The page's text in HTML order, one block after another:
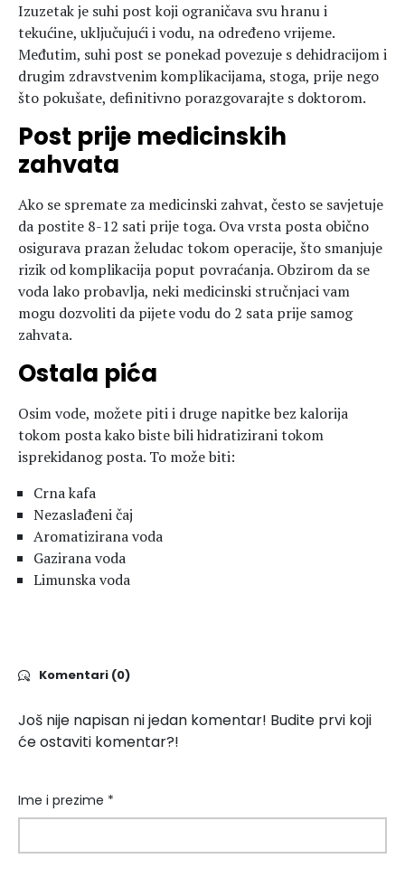
Izuzetak je suhi post koji ograničava svu hranu i
tekućine, uključujući i vodu, na određeno vrijeme.
Međutim, suhi post se ponekad povezuje s dehidracijom i
drugim zdravstvenim komplikacijama, stoga, prije nego
što pokušate, definitivno porazgovarajte s doktorom.
Post prije medicinskih
zahvata
Ako se spremate za medicinski zahvat, često se savjetuje
da postite 8-12 sati prije toga. Ova vrsta posta obično
osigurava prazan želudac tokom operacije, što smanjuje
rizik od komplikacija poput povraćanja. Obzirom da se
voda lako probavlja, neki medicinski stručnjaci vam
mogu dozvoliti da pijete vodu do 2 sata prije samog
zahvata.
Ostala pića
Osim vode, možete piti i druge napitke bez kalorija
tokom posta kako biste bili hidratizirani tokom
isprekidanog posta. To može biti:
Crna kafa
Nezaslađeni čaj
Aromatizirana voda
Gazirana voda
Limunska voda
Komentari (0)
Još nije napisan ni jedan komentar! Budite prvi koji
će ostaviti komentar?!
Ime i prezime *